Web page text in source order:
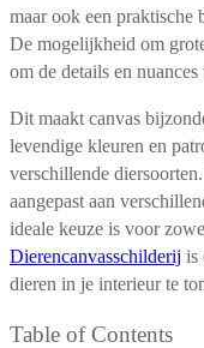
maar ook een praktische
De mogelijkheid om
om de details en
Dit maakt canvas
levendige kleuren en
verschillende
aangepast aan
ideale keuze is voor
Dierencanvasschilderij is
dieren in je interieur te
Table of Contents